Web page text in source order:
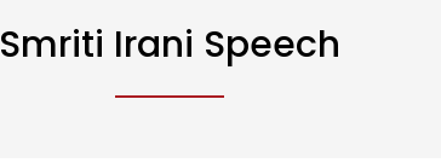
Smriti Irani Speech